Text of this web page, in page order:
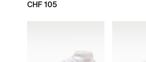
CHF 105